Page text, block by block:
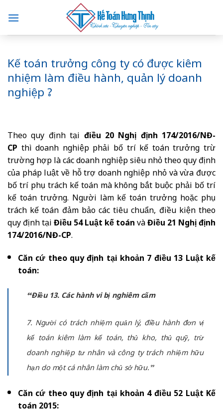
content
Kế toán trưởng công ty có được kiêm
nhiệm làm điều hành, quản lý doanh
nghiệp ?
Theo quy định tại điều 20 Nghị định 174/2016/NĐ-
CP thì doanh nghiệp phải bố trí kế toán trưởng trừ
trường hợp là các doanh nghiệp siêu nhỏ theo quy định
của pháp luật về hỗ trợ doanh nghiệp nhỏ và vừa được
bố trí phụ trách kế toán mà không bắt buộc phải bố trí
kế toán trưởng. Người làm kế toán trưởng hoặc phụ
trách kế toán đảm bảo các tiêu chuẩn, điều kiện theo
quy định tạiĐiều 54 Luật kế toánvàĐiều 21 Nghị định
174/2016/NĐ-CP.
Căn cứ theo quy định tại khoản 7 điều 13 Luật kế
toán:
“Điều 13. Các hành vi bị nghiêm cấm
7. Người có trách nhiệm quản lý, điều hành đơn vị
kế toán kiêm làm kế toán, thủ kho, thủ quỹ, trừ
doanh nghiệp tư nhân và công ty trách nhiệm hữu
hạn do một cá nhân làm chủ sở hữu.”
Căn cứ theo quy định tại khoản 4 điều 52 Luật Kế
toán 2015: